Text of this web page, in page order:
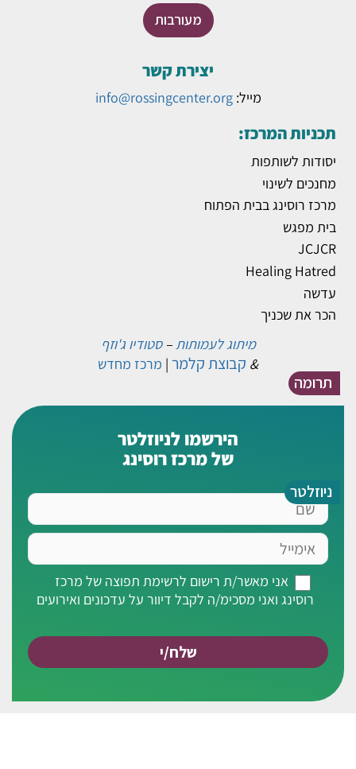
תרומה
ניוזלטר
מעורבות
יצירת קשר
מייל:info@rossingcenter.org
תכניות המרכז:
יסודות לשותפות
מחנכים לשינוי
מרכז רוסינג בבית הפתוח
בית מפגש
JCJCR
Healing Hatred
עדשה
הכר את שכניך
מיתוג לעמותות–סטודיו ג'וזף
קבוצת קלמר|מרכז מחדש
הירשמו לניוזלטר
של מרכז רוסינג
שם
אימייל
מאשר/ת
תפוצה
מרכז
רוסינג
אני מאשר/ת רישום לרשימת תפוצה של מרכז
רוסינג ואני מסכימ/ה לקבל דיוור על עדכונים ואירועים